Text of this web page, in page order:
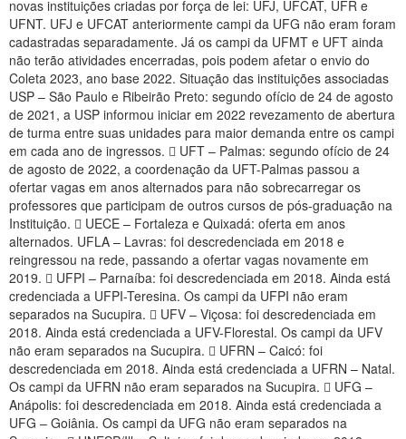
novas instituições criadas por força de lei: UFJ, UFCAT, UFR e
UFNT. UFJ e UFCAT anteriormente campi da UFG não eram foram
cadastradas separadamente. Já os campi da UFMT e UFT ainda
não terão atividades encerradas, pois podem afetar o envio do
Coleta 2023, ano base 2022. Situação das instituições associadas
USP – São Paulo e Ribeirão Preto: segundo ofício de 24 de agosto
de 2021, a USP informou iniciar em 2022 revezamento de abertura
de turma entre suas unidades para maior demanda entre os campi
em cada ano de ingressos.  UFT – Palmas: segundo ofício de 24
de agosto de 2022, a coordenação da UFT-Palmas passou a
ofertar vagas em anos alternados para não sobrecarregar os
professores que participam de outros cursos de pós-graduação na
Instituição.  UECE – Fortaleza e Quixadá: oferta em anos
alternados. UFLA – Lavras: foi descredenciada em 2018 e
reingressou na rede, passando a ofertar vagas novamente em
2019.  UFPI – Parnaíba: foi descredenciada em 2018. Ainda está
credenciada a UFPI-Teresina. Os campi da UFPI não eram
separados na Sucupira.  UFV – Viçosa: foi descredenciada em
2018. Ainda está credenciada a UFV-Florestal. Os campi da UFV
não eram separados na Sucupira.  UFRN – Caicó: foi
descredenciada em 2018. Ainda está credenciada a UFRN – Natal.
Os campi da UFRN não eram separados na Sucupira.  UFG –
Anápolis: foi descredenciada em 2018. Ainda está credenciada a
UFG – Goiânia. Os campi da UFG não eram separados na